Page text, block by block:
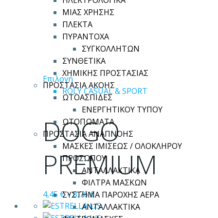
ΜΙΑΣ ΧΡΗΣΗΣ
ΠΛΕΚΤΑ
ΠΥΡΑΝΤΟΧΑ
ΣΥΓΚΟΛΛΗΤΩΝ
ΣΥΝΘΕΤΙΚΑ
ΧΗΜΙΚΗΣ ΠΡΟΣΤΑΣΙΑΣ
ΠΡΟΣΤΑΣΙΑ ΑΚΟΗΣ
ΩΤΟΑΣΠΙΔΕΣ
ΕΝΕΡΓΗΤΙΚΟΥ ΤΥΠΟΥ
ΩΤΟΠΩΜΑΤΑ
ΠΡΟΣΤΑΣΙΑ ΑΝΑΠΝΟΗΣ
ΜΑΣΚΕΣ ΙΜΙΣΕΩΣ / ΟΛΟΚΛΗΡΟΥ
ΠΡΟΣΩΠΟΥ
ΑΝΤΑΛΛΑΚΤΙΚΑ
ΦΙΛΤΡΑ ΜΑΣΚΩΝ
ΣΥΣΤΗΜΑ ΠΑΡΟΧΗΣ ΑΕΡΑ
ΑΝΤΑΛΛΑΚΤΙΚΑ
ΕπιλογήΑυτό
το
προϊόν
έχει
πολλαπλές
παραλλαγές.
Οι
επιλογές
μπορούν
να
επιλεγούν
στη
ROLY CASUAL & SPORT
DOGO
PREMIUM
4,45 €–8,76€